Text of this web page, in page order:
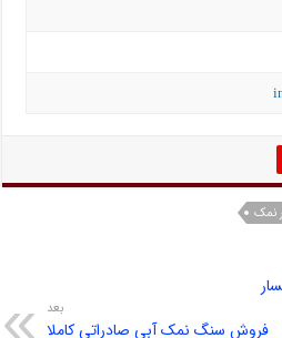
نمک
بعد
فروش سنگ نمک آبی صادراتی کاملا